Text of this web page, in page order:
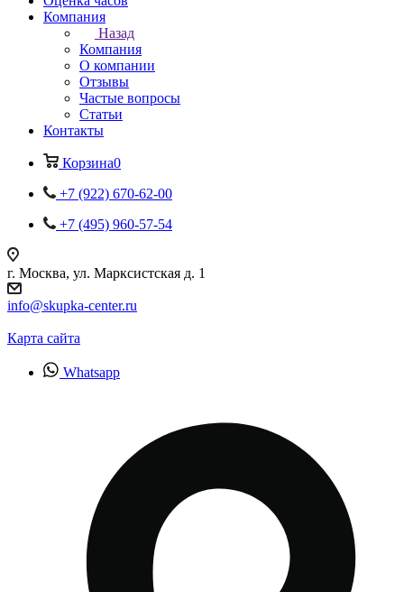
Компания
Назад
Компания
О компании
Отзывы
Частые вопросы
Статьи
Контакты
Корзина0
+7 (922) 670-62-00
+7 (495) 960-57-54
г. Москва, ул. Марксистская д. 1
info@skupka-center.ru
Карта сайта
Whatsapp